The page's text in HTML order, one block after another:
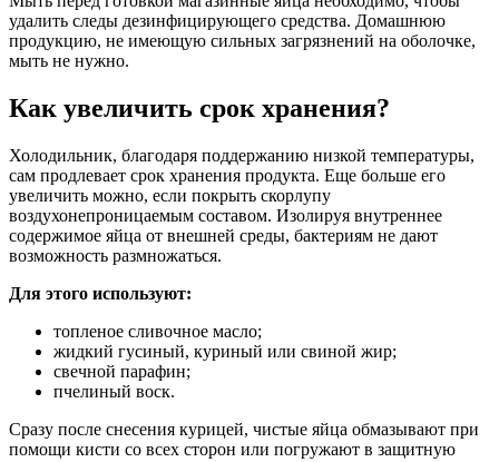
удалить следы дезинфицирующего средства. Домашнюю
продукцию, не имеющую сильных загрязнений на оболочке,
мыть не нужно.
Как увеличить срок хранения?
Холодильник, благодаря поддержанию низкой температуры,
сам продлевает срок хранения продукта. Еще больше его
увеличить можно, если покрыть скорлупу
воздухонепроницаемым составом. Изолируя внутреннее
содержимое яйца от внешней среды, бактериям не дают
возможность размножаться.
Для этого используют:
топленое сливочное масло;
жидкий гусиный, куриный или свиной жир;
свечной парафин;
пчелиный воск.
Сразу после снесения курицей, чистые яйца обмазывают при
помощи кисти со всех сторон или погружают в защитную